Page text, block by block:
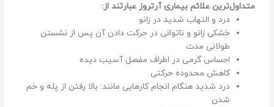
متداول‌ترین علائم بیماری آرتروز عبارتند از:
درد و التهاب شدید در زانو
خشکی زانو و ناتوانی در حرکت دادن آن پس از نشستن
طولانی مدت
احساس گرمی در اطراف مفصل آسیب دیده
کاهش محدوده حرکتی
درد شدید هنگام انجام کارهایی مانند: بالا رفتن از پله و خم
شدن